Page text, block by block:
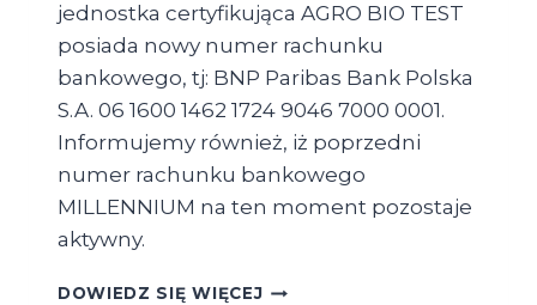
jednostka certyfikująca AGRO BIO TEST
posiada nowy numer rachunku
bankowego, tj: BNP Paribas Bank Polska
S.A. 06 1600 1462 1724 9046 7000 0001.
Informujemy również, iż poprzedni
numer rachunku bankowego
MILLENNIUM na ten moment pozostaje
aktywny.
DOWIEDZ SIĘ WIĘCEJZMIANA